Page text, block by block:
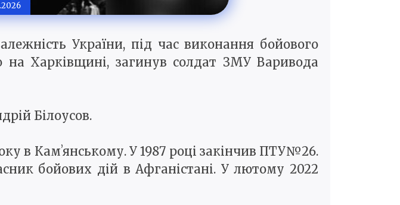
України, під час виконання бойового
Харківщині, загинув солдат ЗМУ Варивода
Білоусов.
в Камʼянському. У 1987 році закінчив ПТУ№26.
бойових дій в Афганістані. У лютому 2022